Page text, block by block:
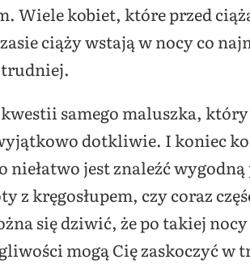
Wiele kobiet, które przed
ciąży wstają w nocy co
trudniej.
samego maluszka,
dotkliwie. I koniec
jest znaleźć
z kręgosłupem, czy coraz
się dziwić, że po takiej
mogą Cię zaskoczyć w